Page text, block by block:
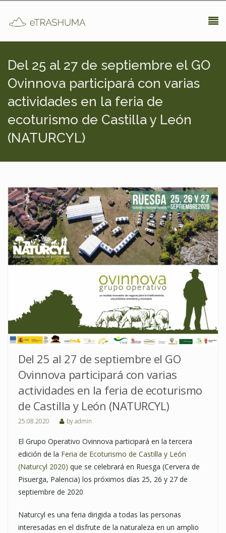
Del 25 al 27 de septiembre el GO
Ovinnova participará con varias
actividades en la feria de
ecoturismo de Castilla y León
(NATURCYL)
Del 25 al 27 de septiembre el GO
Ovinnova participará con varias
actividades en la feria de ecoturismo
de Castilla y León (NATURCYL)
25.08.2020 byadmin
El Grupo Operativo Ovinnova participará en la tercera
edición de la Feria de Ecoturismo de Castilla y León
(Naturcyl 2020) que se celebrará en Ruesga (Cervera de
Pisuerga, Palencia) los próximos días 25, 26 y 27 de
septiembre de 2020
Naturcyl es una feria dirigida a todas las personas
interesadas en el disfrute de la naturaleza en un amplio